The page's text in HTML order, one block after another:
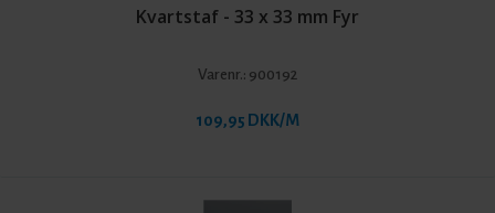
Kvartstaf - 33 x 33 mm Fyr
Varenr.: 900192
109,95 DKK/M